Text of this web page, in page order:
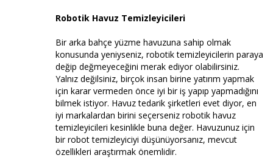
Robotik Havuz Temizleyicileri
Bir arka bahçe yüzme havuzuna sahip olmak
konusunda yeniyseniz, robotik temizleyicilerin paraya
değip değmeyeceğini merak ediyor olabilirsiniz.
Yalnız değilsiniz, birçok insan birine yatırım yapmak
için karar vermeden önce iyi bir iş yapıp yapmadığını
bilmek istiyor. Havuz tedarik şirketleri evet diyor, en
iyi markalardan birini seçerseniz robotik havuz
temizleyicileri kesinlikle buna değer. Havuzunuz için
bir robot temizleyiciyi düşünüyorsanız, mevcut
özellikleri araştırmak önemlidir.